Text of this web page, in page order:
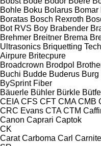
Bohle Boku Bolarus Bomar
Boratas Bosch Rexroth
Bot RVS Boy Brabender
Brehmer Breitner Brema
Ultrasonics Briquetting
Airpure Britecpure
Broadcrown Brodpol
Buchi Budde Buderus Burg
BySprint Fiber
Bäuerle Bühler Bürkle
CEIA CFS CFT CMA CMB
CRC Evans CTA CTM
Canon Caprari Captok
CK
Carat Carboma Carl